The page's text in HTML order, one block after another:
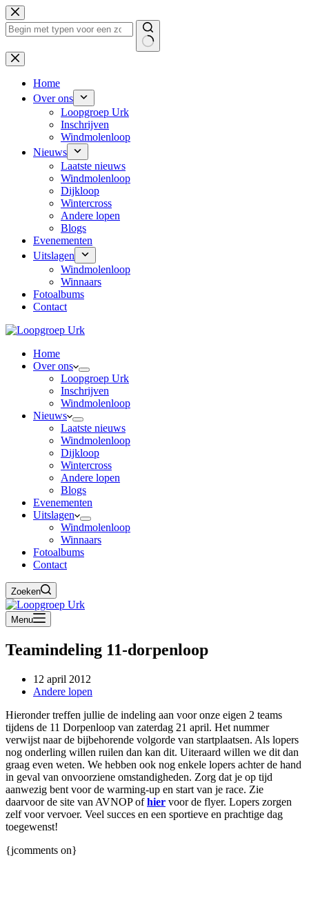
Ga
naar
de
Geen
resultaten
Home
Over ons
Loopgroep Urk
Inschrijven
Windmolenloop
Nieuws
Laatste nieuws
Windmolenloop
Dijkloop
Wintercross
Andere lopen
Blogs
Evenementen
Uitslagen
Windmolenloop
Winnaars
Fotoalbums
Contact
Home
Over ons
Loopgroep Urk
Inschrijven
Windmolenloop
Nieuws
Laatste nieuws
Windmolenloop
Dijkloop
Wintercross
Andere lopen
Blogs
Evenementen
Uitslagen
Windmolenloop
Winnaars
Fotoalbums
Contact
Zoeken
Menu
Teamindeling 11-dorpenloop
12 april 2012
Andere lopen
Hieronder treffen jullie de indeling aan voor onze eigen 2 teams
tijdens de 11 Dorpenloop van zaterdag 21 april. Het nummer
verwijst naar de bijbehorende volgorde van startplaatsen. Als lopers
nog onderling willen ruilen dan kan dit. Uiteraard willen we dit dan
graag even weten. We hebben ook nog enkele lopers achter de hand
in geval van onvoorziene omstandigheden. Zorg dat je op tijd
aanwezig bent voor de warming-up en start van je race. Zie
daarvoor de site van AVNOP ofhier voor de flyer. Lopers zorgen
zelf voor vervoer. Veel succes en een sportieve en prachtige dag
toegewenst!
{jcomments on}